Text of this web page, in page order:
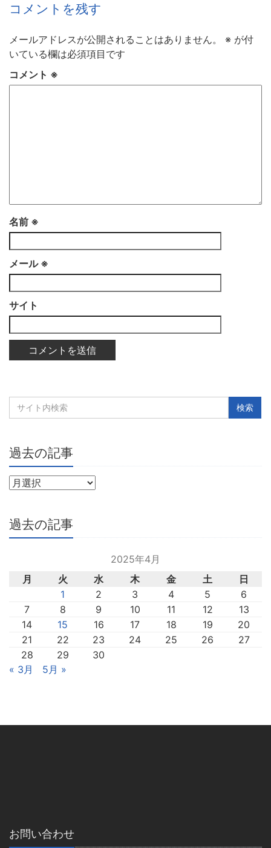
コメントを残す
メールアドレスが公開されることはありません。 ※ が付
いている欄は必須項目です
コメント ※
名前 ※
メール ※
サイト
過去の記事
過去の記事
2025年4月
月
火 水 木 金 土
日
1
2 3 4 5
6
7
8 9 10 11 12
13
14
15 16 17 18 19
20
21
22 23 24 25 26
27
28
29
30
« 3月
5月 »
お問い合わせ